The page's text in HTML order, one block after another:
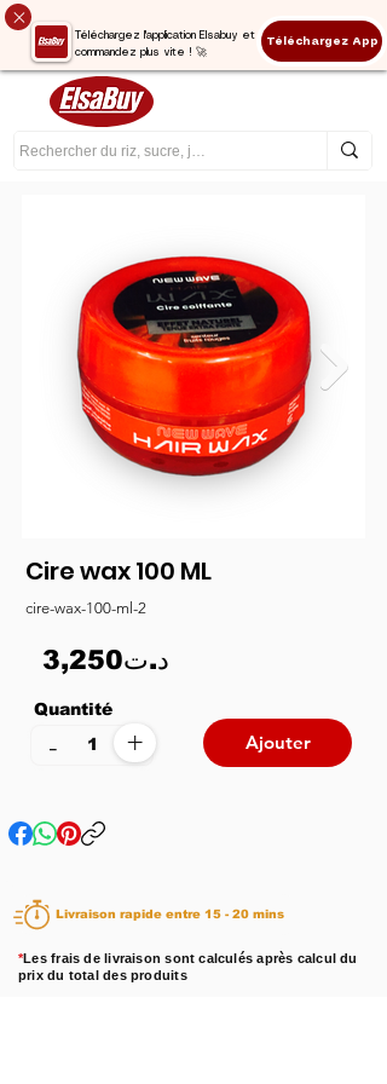
Téléchargez l'application Elsabuy et
commandez plus vite ! 🚀
Téléchargez App
Cire wax 100 ML
cire-wax-100-ml-2
3,250د.ت
Quantité
+
- Ajouter
Livraison rapide entre 15 - 20 mins
*Les frais de livraison sont calculés après calcul du
prix du total des produits